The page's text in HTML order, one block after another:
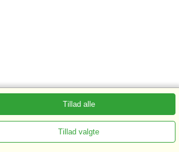
Tillad alle
Tillad valgte